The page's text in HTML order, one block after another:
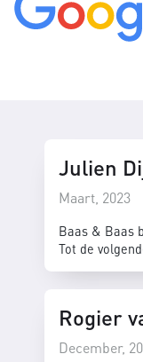
Julien
Maart, 2023
Baas & Baas
Tot de
Rogier
December,